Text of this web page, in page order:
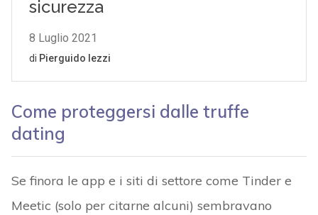
Come proteggersi dalle truffe
dating
Se finora le app e i siti di settore come Tinder e
Meetic (solo per citarne alcuni) sembravano